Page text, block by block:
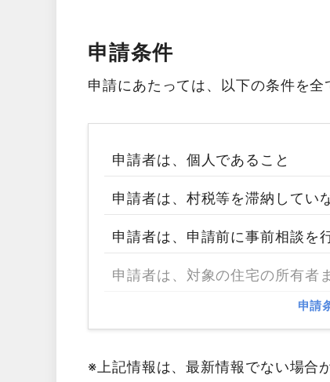
申請条件
申請にあたっては、以下の条件を全
申請者は、個人であること
申請者は、村税等を滞納してい
申請者は、申請前に事前相談を
申請者は、対象の住宅の所有者
申請
※上記情報は、最新情報でない場合